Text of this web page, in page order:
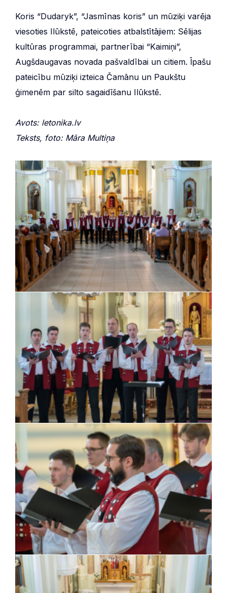
Koris “Dudaryk”, “Jasmīnas koris” un mūziķi varēja
viesoties Ilūkstē, pateicoties atbalstītājiem: Sēlijas
kultūras programmai, partnerībai “Kaimiņi”,
Augšdaugavas novada pašvaldībai un citiem. Īpašu
pateicību mūziķi izteica Čamānu un Paukštu
ģimenēm par silto sagaidīšanu Ilūkstē.
Avots: letonika.lv
Teksts, foto: Māra Multiņa